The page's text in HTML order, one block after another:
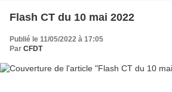
Flash CT du 10 mai 2022
Publié le 11/05/2022 à 17:05
Par CFDT